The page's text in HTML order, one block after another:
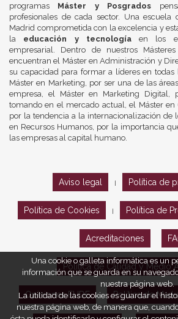
programas Máster y Posgrados
profesionales de cada sector. Una escuela
Madrid comprometida con la excelencia y
la educación y tecnologíaen los
empresarial. Dentro de nuestros
encuentran el Máster en Administración y
su capacidad para formar a líderes en todas
Máster en Marketing, por ser una de las
empresa, el Máster en Marketing Digital,
tomando en el mercado actual, el Máster en
por la tendencia a la internacionalización de
en Recursos Humanos, por la importancia
las empresas al capital humano.
Aviso legal Política de
Política de Cookies Política de
Acreditaciones
Política de Calidad y Medio
Opiniones EUDE Política de
Una cookie o galleta informática es un
información que se guarda en su
nuestra página web.
La utilidad de las cookies es guardar el
nuestra página web, de manera que,